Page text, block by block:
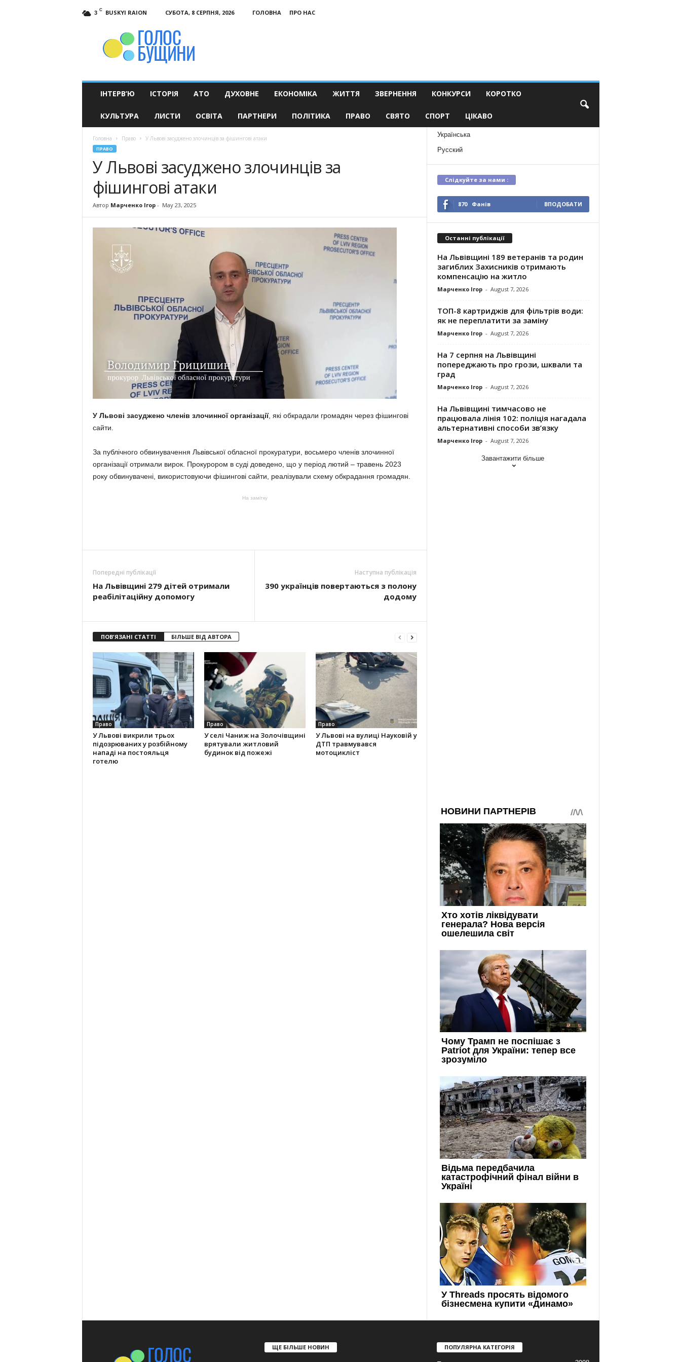
3 C BUSKYI RAION СУБОТА, 8 СЕРПНЯ, 2026 ГОЛОВНА
ПРО НАС
ІНТЕРВ’Ю ІСТОРІЯ АТО ДУХОВНЕ ЕКОНОМІКА ЖИТТЯ ЗВЕРНЕННЯ КОНКУРСИ КОРОТКО
КУЛЬТУРА ЛИСТИ ОСВІТА ПАРТНЕРИ ПОЛІТИКА ПРАВО СВЯТО СПОРТ ЦІКАВО
Головна Право У Львові засуджено злочинців за фішингові атаки
ПРАВО
У Львові засуджено злочинців за
фішингові атаки
Автор Марченко Ігор- May 23, 2025
У Львові засуджено членів злочинної організації, які обкрадали громадян через фішингові
сайти.
За публічного обвинувачення Львівської обласної прокуратури, восьмеро членів злочинної
організації отримали вирок. Прокурором в суді доведено, що у період лютий – травень 2023
року обвинувачені, використовуючи фішингові сайти, реалізували схему обкрадання громадян.
На замітку
Попередні публікації
На Львівщині 279 дітей отримали
реабілітаційну допомогу
Наступна публікація
390 українців повертаються з полону
додому
ПОВ'ЯЗАНІ СТАТТІ БІЛЬШЕ ВІД АВТОРА
Право
У Львові викрили трьох
підозрюваних у розбійному
нападі на постояльця
готелю
Право
У селі Чаниж на Золочівщині
врятували житловий
будинок від пожежі
Право
У Львові на вулиці Науковій у
ДТП травмувався
мотоцикліст
Українська
Русский
Слідкуйте за нами :
870 Фанів ВПОДОБАТИ
Останні публікації
На Львівщині 189 ветеранів та родин
загиблих Захисників отримають
компенсацію на житло
Марченко Ігор - August 7, 2026
ТОП-8 картриджів для фільтрів води:
як не переплатити за заміну
Марченко Ігор - August 7, 2026
На 7 серпня на Львівщині
попереджають про грози, шквали та
град
Марченко Ігор - August 7, 2026
На Львівщині тимчасово не
працювала лінія 102: поліція нагадала
альтернативні способи зв’язку
Марченко Ігор - August 7, 2026
Завантажити більше
ЩЕ БІЛЬШЕ НОВИН ПОПУЛЯРНА КАТЕГОРІЯ